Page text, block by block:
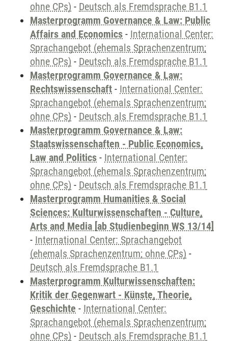
ohne CPs) - Deutsch als Fremdsprache B1.1
Masterprogramm Governance & Law: Public
Affairs and Economics - International Center:
Sprachangebot (ehemals Sprachenzentrum;
ohne CPs) - Deutsch als Fremdsprache B1.1
Masterprogramm Governance & Law:
Rechtswissenschaft - International Center:
Sprachangebot (ehemals Sprachenzentrum;
ohne CPs) - Deutsch als Fremdsprache B1.1
Masterprogramm Governance & Law:
Staatswissenschaften - Public Economics,
Law and Politics - International Center:
Sprachangebot (ehemals Sprachenzentrum;
ohne CPs) - Deutsch als Fremdsprache B1.1
Masterprogramm Humanities & Social
Sciences: Kulturwissenschaften - Culture,
Arts and Media [ab Studienbeginn WS 13/14]
- International Center: Sprachangebot
(ehemals Sprachenzentrum; ohne CPs) -
Deutsch als Fremdsprache B1.1
Masterprogramm Kulturwissenschaften:
Kritik der Gegenwart - Künste, Theorie,
Geschichte - International Center:
Sprachangebot (ehemals Sprachenzentrum;
ohne CPs) - Deutsch als Fremdsprache B1.1